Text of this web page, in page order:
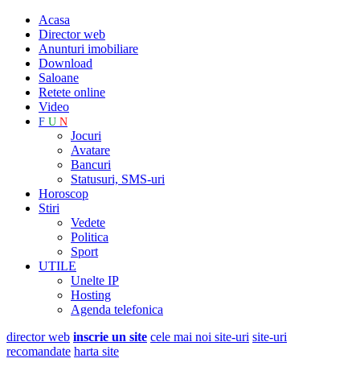
Acasa
Director web
Anunturi imobiliare
Download
Saloane
Retete online
Video
F U N
Jocuri
Avatare
Bancuri
Statusuri, SMS-uri
Horoscop
Stiri
Vedete
Politica
Sport
UTILE
Unelte IP
Hosting
Agenda telefonica
director web inscrie un site cele mai noi site-uri site-uri
recomandate harta site